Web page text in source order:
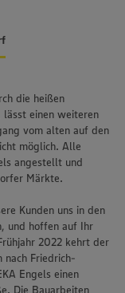
ein, um Ihnen
die heißen
einen weiteren
vom alten auf den
möglich. Alle
angestellt und
Märkte.
Kunden uns in den
und hoffen auf Ihr
2022 kehrt der
nach Friedrich-
Engels einen
Die Bauarbeiten